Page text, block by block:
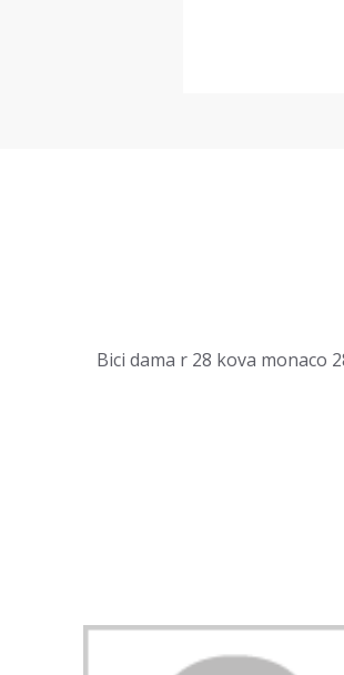
Bici dama r 28 kova monaco